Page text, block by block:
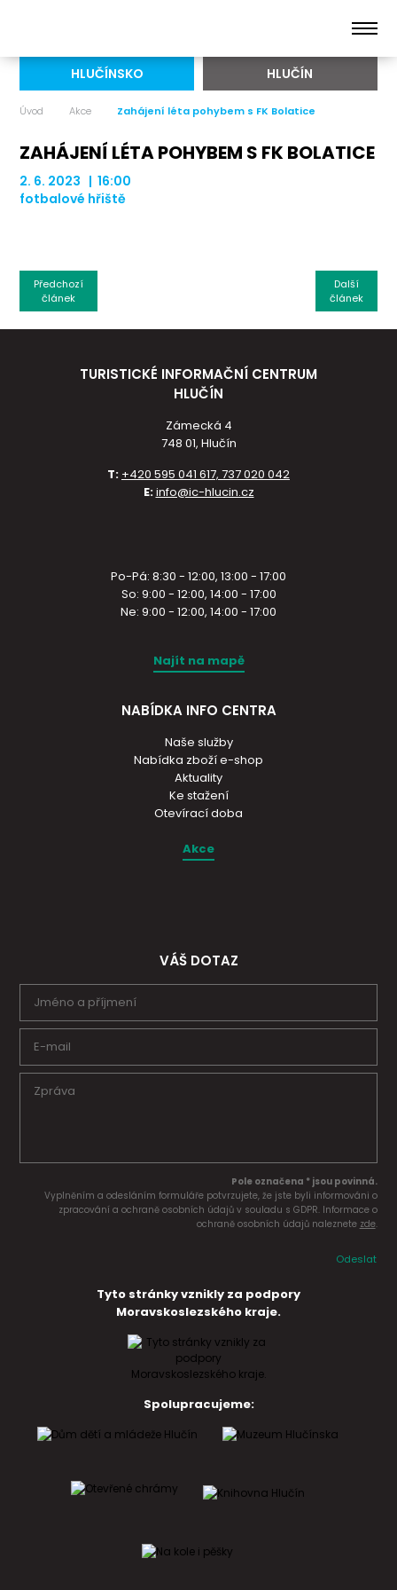
HLUČÍNSKO HLUČÍN
Úvod Akce Zahájení léta pohybem s FK Bolatice
ZAHÁJENÍ LÉTA POHYBEM S FK BOLATICE
2. 6. 2023 | 16:00
fotbalové hřiště
Další
článek
Předchozí
článek
TURISTICKÉ INFORMAČNÍ CENTRUM
HLUČÍN
Zámecká 4
748 01, Hlučín
T: +420 595 041 617, 737 020 042
E:info@ic-hlucin.cz
Po-Pá: 8:30 - 12:00, 13:00 - 17:00
So: 9:00 - 12:00, 14:00 - 17:00
Ne: 9:00 - 12:00, 14:00 - 17:00
Najít na mapě
NABÍDKA INFO CENTRA
Naše služby
Nabídka zboží e-shop
Aktuality
Ke stažení
Otevírací doba
Akce
VÁŠ DOTAZ
Pole označena * jsou povinná.
Vyplněním a odesláním formuláře potvrzujete, že jste byli informováni o
zpracování a ochraně osobních údajů v souladu s GDPR. Informace o
ochraně osobních údajů naleznete zde.
Odeslat
Tyto stránky vznikly za podpory
Moravskoslezského kraje.
Spolupracujeme: